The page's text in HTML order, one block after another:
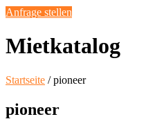
Anfrage stellen
Mietkatalog
Startseite / pioneer
pioneer